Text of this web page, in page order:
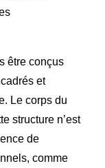
être conçus
et
Le corps du
structure n’est
de
comme